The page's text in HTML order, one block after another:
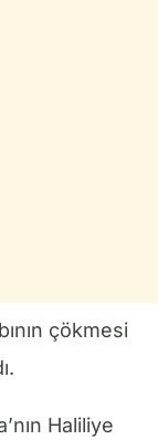
çökmesi
Haliliye